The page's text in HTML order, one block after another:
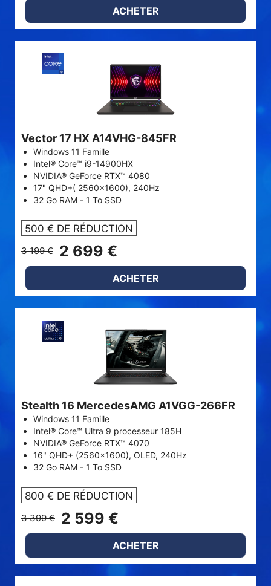
ACHETER
Vector 17 HX A14VHG-845FR
Windows 11 Famille
Intel® Core™ i9-14900HX
NVIDIA® GeForce RTX™ 4080
17" QHD+( 2560x1600), 240Hz
32 Go RAM - 1 To SSD
500 € DE RÉDUCTION
3 199 € 2 699 €
ACHETER
Stealth 16 MercedesAMG A1VGG-266FR
Windows 11 Famille
Intel® Core™ Ultra 9 processeur 185H
NVIDIA® GeForce RTX™ 4070
16" QHD+ (2560x1600), OLED, 240Hz
32 Go RAM - 1 To SSD
800 € DE RÉDUCTION
3 399 € 2 599 €
ACHETER